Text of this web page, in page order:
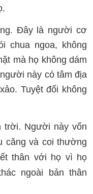
Đây là người cơ
chua ngoa, không
mà họ không dám
này có tâm địa
Tuyệt đối không
trời. Người này vốn
căng và coi thường
thân với họ vì họ
ngoài bản thân